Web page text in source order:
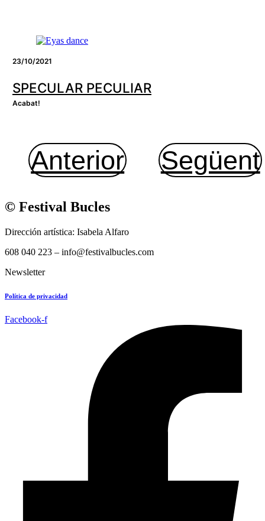
23/10/2021
SPECULAR PECULIAR
Acabat!
Anterior Següent
© Festival Bucles
Dirección artística: Isabela Alfaro
608 040 223 – info@festivalbucles.com
Newsletter
Política de privacidad
Facebook-f